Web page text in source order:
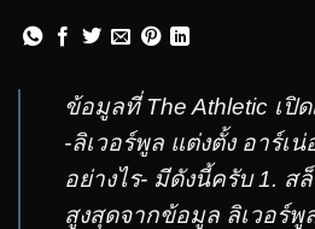
ข้อมูลที่ The Athletic เปิ
-ลิเวอร์พูล แต่งตั้ง อาร์เ
อย่างไร- มีดังนี้ครับ 1. ส
สูงสุดจากข้อมูล ลิเวอร์พู